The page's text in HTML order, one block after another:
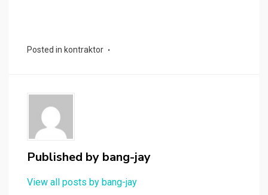
Posted in kontraktor
Published by bang-jay
View all posts by bang-jay